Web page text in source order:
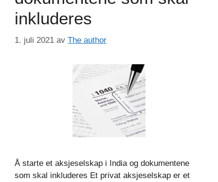
inkluderes
1. juli 2021 av The author
Å starte et aksjeselskap i India og dokumentene
som skal inkluderes Et privat aksjeselskap er et